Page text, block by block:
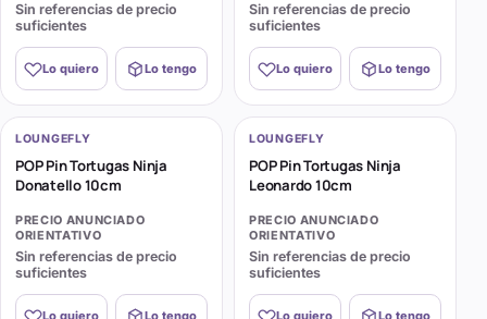
Sin referencias de precio
suficientes
Lo quiero Lo tengo
Sin referencias de precio
suficientes
Lo quiero Lo tengo
LOUNGEFLY
POP Pin Tortugas Ninja
Donatello 10cm
PRECIO ANUNCIADO
ORIENTATIVO
Sin referencias de precio
suficientes
Lo quiero Lo tengo
LOUNGEFLY
POP Pin Tortugas Ninja
Leonardo 10cm
PRECIO ANUNCIADO
ORIENTATIVO
Sin referencias de precio
suficientes
Lo quiero Lo tengo